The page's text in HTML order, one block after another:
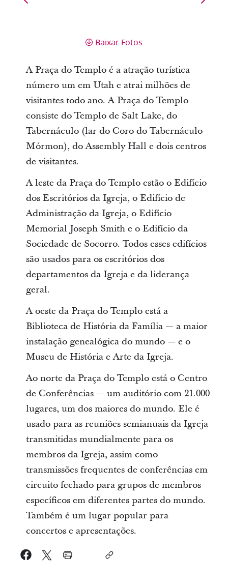
Baixar Fotos
A Praça do Templo é a atração turística
número um em Utah e atrai milhões de
visitantes todo ano. A Praça do Templo
consiste do Templo de Salt Lake, do
Tabernáculo (lar do Coro do Tabernáculo
Mórmon), do Assembly Hall e dois centros
de visitantes.
A leste da Praça do Templo estão o Edifício
dos Escritórios da Igreja, o Edifício de
Administração da Igreja, o Edifício
Memorial Joseph Smith e o Edifício da
Sociedade de Socorro. Todos esses edifícios
são usados para os escritórios dos
departamentos da Igreja e da liderança
geral.
A oeste da Praça do Templo está a
Biblioteca de História da Família — a maior
instalação genealógica do mundo — e o
Museu de História e Arte da Igreja.
Ao norte da Praça do Templo está o Centro
de Conferências — um auditório com 21.000
lugares, um dos maiores do mundo. Ele é
usado para as reuniões semianuais da Igreja
transmitidas mundialmente para os
membros da Igreja, assim como
transmissões frequentes de conferências em
circuito fechado para grupos de membros
específicos em diferentes partes do mundo.
Também é um lugar popular para
concertos e apresentações.